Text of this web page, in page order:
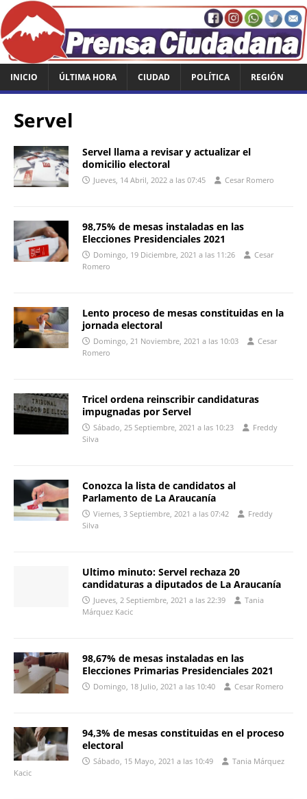
INICIO ÚLTIMA HORA CIUDAD POLÍTICA REGIÓN
Servel
Servel llama a revisar y actualizar el
domicilio electoral
Jueves, 14 Abril, 2022 a las 07:45 Cesar Romero
98,75% de mesas instaladas en las
Elecciones Presidenciales 2021
Domingo, 19 Diciembre, 2021 a las 11:26
Cesar
Romero
Lento proceso de mesas constituidas en la
jornada electoral
Domingo, 21 Noviembre, 2021 a las 10:03
Cesar
Romero
Tricel ordena reinscribir candidaturas
impugnadas por Servel
Sábado, 25 Septiembre, 2021 a las 10:23
Freddy
Silva
Conozca la lista de candidatos al
Parlamento de La Araucanía
Viernes, 3 Septiembre, 2021 a las 07:42
Freddy
Silva
Ultimo minuto: Servel rechaza 20
candidaturas a diputados de La Araucanía
Jueves, 2 Septiembre, 2021 a las 22:39
Tania
Márquez Kacic
98,67% de mesas instaladas en las
Elecciones Primarias Presidenciales 2021
Domingo, 18 Julio, 2021 a las 10:40 Cesar Romero
94,3% de mesas constituidas en el proceso
electoral
Sábado, 15 Mayo, 2021 a las 10:49
Tania Márquez
Kacic